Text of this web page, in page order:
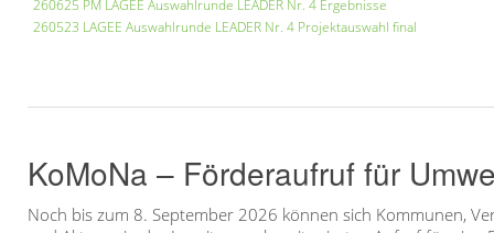
260625 PM LAGEE Auswahlrunde LEADER Nr. 4 Ergebnisse
260523 LAGEE Auswahlrunde LEADER Nr. 4 Projektauswahl final
KoMoNa – Förderaufruf für
Noch bis zum 8. September 2026 können sich Kommunen,